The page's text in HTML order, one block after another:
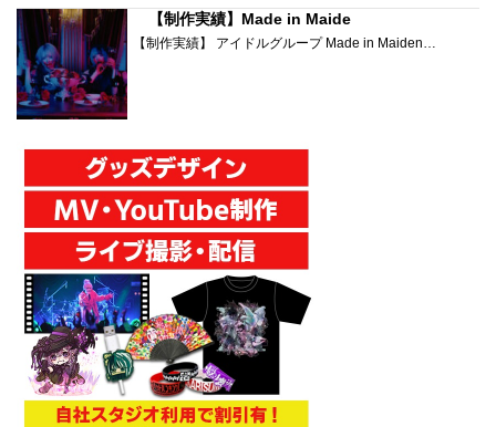
【制作実績】Made in Maide
【制作実績】 アイドルグループ Made in Maiden…